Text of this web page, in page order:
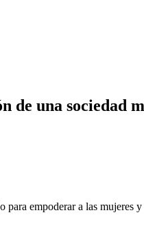
de una sociedad
empoderar a las mujeres